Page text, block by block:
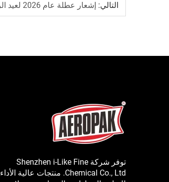
التالي: إشعار عطلة عام 2026 لعيد الربيع الصيني من شركة إيروباك
توفر شركة Shenzhen i-Like Fine
Chemical Co., Ltd. منتجات عالية الأداء